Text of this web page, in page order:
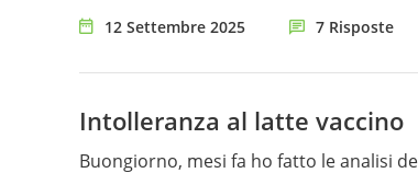
comportarmi.
12 Settembre 2025 7 Risposte
Intolleranza al latte vaccino
Buongiorno, mesi fa ho fatto le analisi